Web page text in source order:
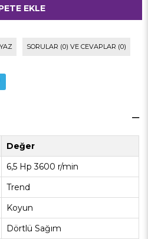
SORULAR (0) VE CEVAPLAR (0)
Değer
6,5 Hp 3600 r/min
Trend
Koyun
Dörtlü Sağım